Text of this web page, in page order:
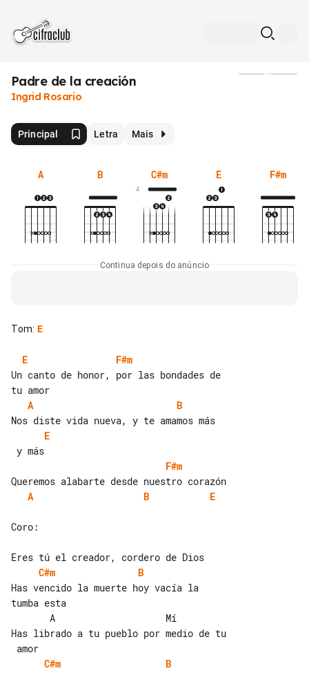
Padre de la creación
Ingrid Rosario
Principal Letra Mais
A B C#m
4
E F#m
Continua depois do anúncio
Tom: E
E
F#m
Un canto de honor, por las bondades de
A
B
E
F#m
A
B E
Coro:
C#m
B
Has vencido la muerte hoy vacía la
tumba esta
Has librado a tu pueblo por medio de tu
C#m
B